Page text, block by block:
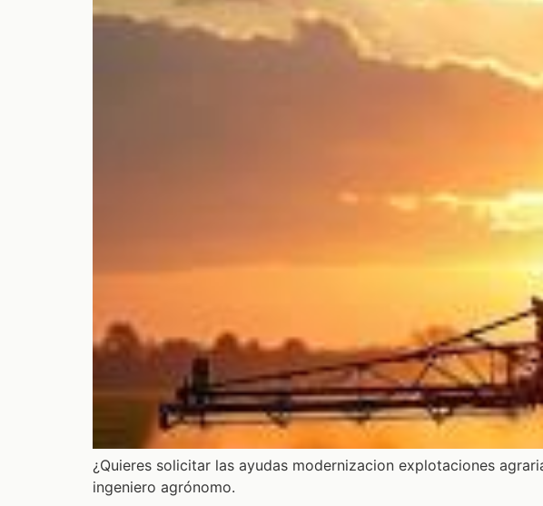
¿Quieres solicitar las ayudas modernizacion explotaciones
ingeniero agrónomo.